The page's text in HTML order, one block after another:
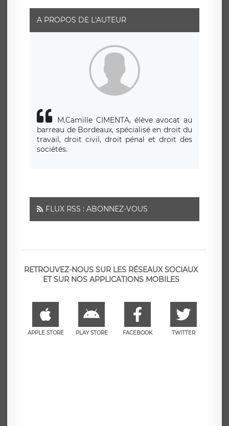
rue Léopold Sédar Senghor, joignable à l’adresse mail :
responsabledetraitement@legavox.fr. Vous avez
également le droit d’introduire une réclamation auprès
d’une autorité de contrôle.
A PROPOS DE L'AUTEUR
M.Camille CIMENTA, élève avocat au
barreau de Bordeaux, spécialisé en droit du
travail, droit civil, droit pénal et droit des
sociétés.
FLUX RSS : ABONNEZ-VOUS
RETROUVEZ-NOUS SUR LES RÉSEAUX SOCIAUX
ET SUR NOS APPLICATIONS MOBILES
APPLE STORE PLAY STORE FACEBOOK TWITTER